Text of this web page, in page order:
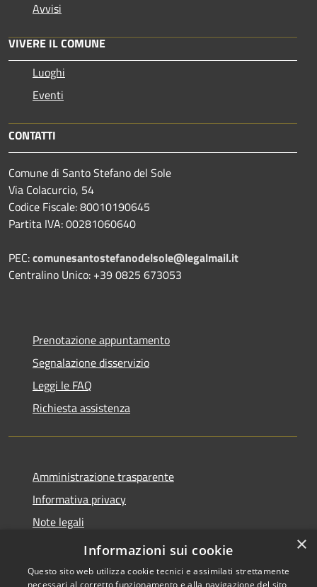
Avvisi
VIVERE IL COMUNE
Luoghi
Eventi
CONTATTI
Comune di Santo Stefano del Sole
Via Colacurcio, 54
Codice Fiscale: 80010190645
Partita IVA: 00281060640
PEC:comunesantostefanodelsole@legalmail.it
Centralino Unico: +39 0825 673053
Prenotazione appuntamento
Segnalazione disservizio
Leggi le FAQ
Richiesta assistenza
Amministrazione trasparente
Informativa privacy
Note legali
Dichiarazione di accessibilità
×
Informazioni sui cookie
Questo sito web utilizza cookie tecnici e assimilati strettamente
necessari al corretto funzionamento e alla navigazione del sito,